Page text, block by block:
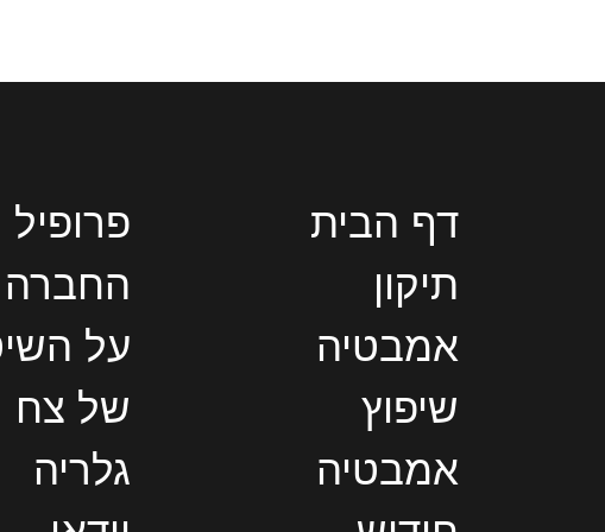
דף הבית
תיקון
אמבטיה
שיפוץ
אמבטיה
פרופיל
החברה
על
של צח
גלריה